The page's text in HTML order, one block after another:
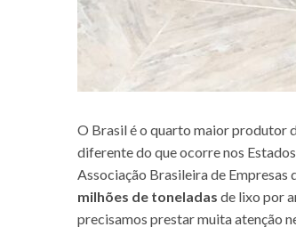
O Brasil é o quarto maior produtor
diferente do que ocorre nos
Associação Brasileira de Empresas
milhões de toneladas de lixo por
precisamos prestar muita atenção